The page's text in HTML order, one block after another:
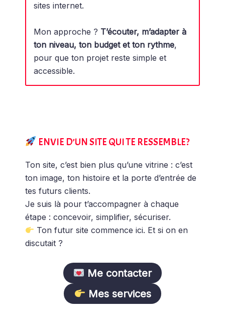
sites internet.
Mon approche ? T’écouter, m’adapter à
ton niveau, ton budget et ton rythme,
pour que ton projet reste simple et
accessible.
ENVIE D’UN SITE QUI TE RESSEMBLE?
Ton site, c’est bien plus qu’une vitrine : c’est
ton image, ton histoire et la porte d’entrée de
tes futurs clients.
Je suis là pour t’accompagner à chaque
étape : concevoir, simplifier, sécuriser.
Ton futur site commence ici. Et si on en
discutait ?
Me contacter
Mes services